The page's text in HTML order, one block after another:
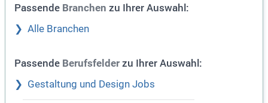
Passende Branchen zu Ihrer Auswahl:
Alle Branchen
Passende Berufsfelder zu Ihrer Auswahl:
Gestaltung und Design Jobs